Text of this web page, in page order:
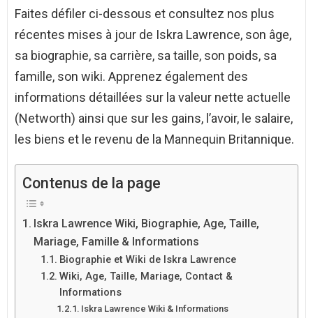
Faites défiler ci-dessous et consultez nos plus
récentes mises à jour de Iskra Lawrence, son âge,
sa biographie, sa carrière, sa taille, son poids, sa
famille, son wiki. Apprenez également des
informations détaillées sur la valeur nette actuelle
(Networth) ainsi que sur les gains, l’avoir, le salaire,
les biens et le revenu de la Mannequin Britannique.
Contenus de la page
Iskra Lawrence Wiki, Biographie, Age, Taille,
Mariage, Famille & Informations
Biographie et Wiki de Iskra Lawrence
Wiki, Age, Taille, Mariage, Contact &
Informations
Iskra Lawrence Wiki & Informations